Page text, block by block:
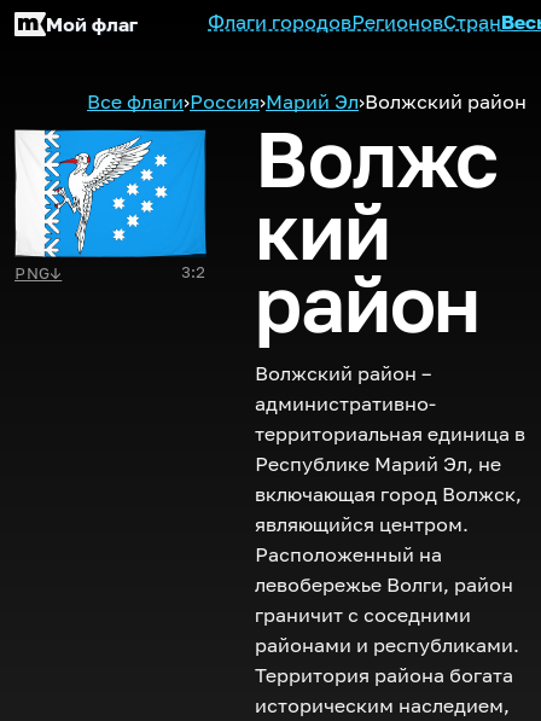
Мой флаг Флаги городовРегионовСтран
Все флаги›Россия›Марий Эл›Волжский район
PNG↓ 3:2
Волжс
кий
район
Волжский район –
административно-
территориальная единица в
Республике Марий Эл, не
включающая город Волжск,
являющийся центром.
Расположенный на
левобережье Волги, район
граничит с соседними
районами и республиками.
Территория района богата
историческим наследием,